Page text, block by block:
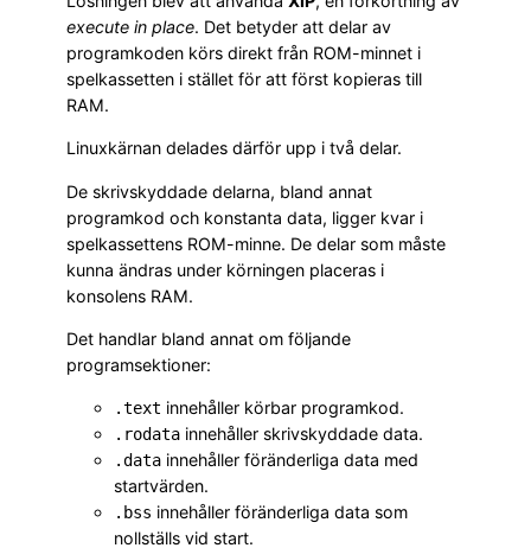
execute in place. Det betyder att delar av
programkoden körs direkt från ROM-minnet i
spelkassetten i stället för att först kopieras till
RAM.
Linuxkärnan delades därför upp i två delar.
De skrivskyddade delarna, bland annat
programkod och konstanta data, ligger kvar i
spelkassettens ROM-minne. De delar som måste
kunna ändras under körningen placeras i
konsolens RAM.
Det handlar bland annat om följande
programsektioner:
.text innehåller körbar programkod.
.rodata innehåller skrivskyddade data.
.data innehåller föränderliga data med
startvärden.
.bss innehåller föränderliga data som
nollställs vid start.